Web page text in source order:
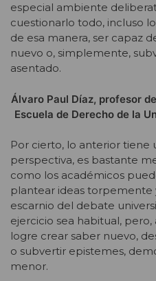
especial ambiente
cuestionarlo todo, incluso
de esa manera, ser capaz
nuevo o, simplemente,
asentado.
Álvaro Paul Díaz, profesor
Escuela de Derecho de la
Por cierto, lo anterior tiene
perspectiva, es bastante
como los académicos
plantear ideas torpemente
escarnio del debate
ejercicio sea habitual, pero,
logre crear saber nuevo,
o subvertir epistemes,
menor.